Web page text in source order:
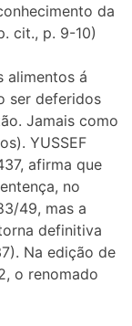
da
cit., p. 9-10)
alimentos á
ser deferidos
Jamais como
YUSSEF
afirma que
no
49, mas a
definitiva
Na edição de
o renomado